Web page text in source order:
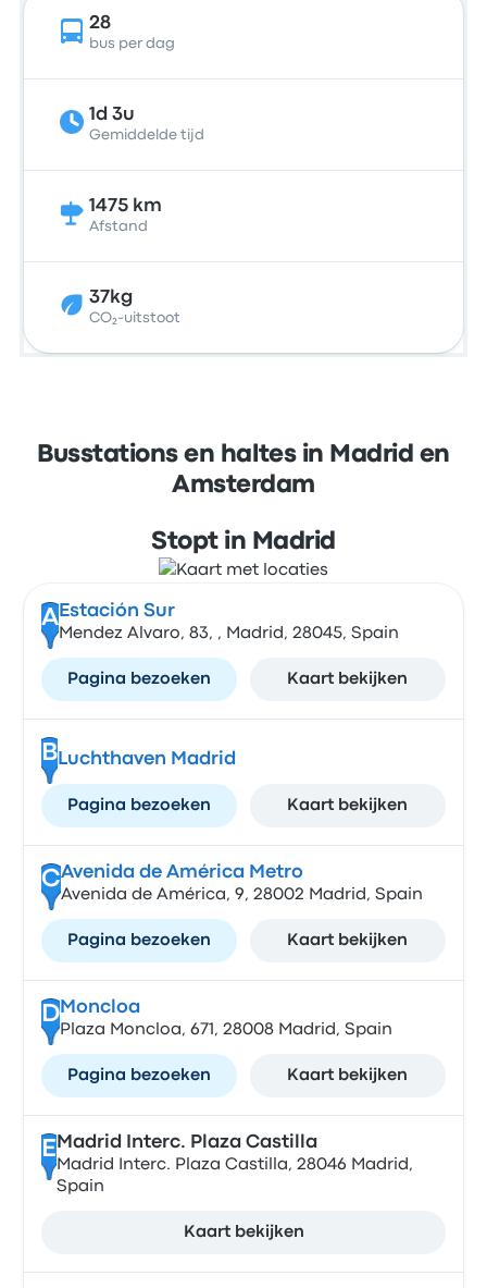
28
bus per dag
1d 3u
Gemiddelde tijd
1475 km
Afstand
37kg
CO₂-uitstoot
Busstations en haltes in Madrid en
Amsterdam
Stopt in Madrid
A Estación Sur
Mendez Alvaro, 83, , Madrid, 28045, Spain
Pagina bezoeken Kaart bekijken
BLuchthaven Madrid
Pagina bezoeken Kaart bekijken
CAvenida de América Metro
Avenida de América, 9, 28002 Madrid, Spain
Pagina bezoeken Kaart bekijken
DMoncloa
Plaza Moncloa, 671, 28008 Madrid, Spain
Pagina bezoeken Kaart bekijken
E Madrid Interc. Plaza Castilla
Madrid Interc. Plaza Castilla, 28046 Madrid,
Spain
Kaart bekijken